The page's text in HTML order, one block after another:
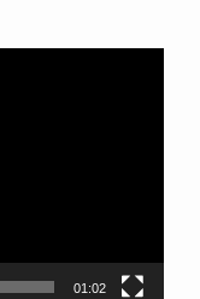
01:02